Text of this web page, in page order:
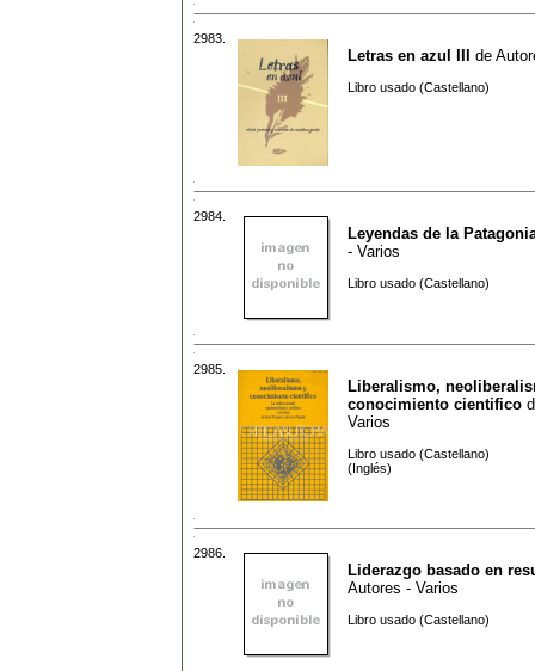
2983.
Letras en azul III de
Libro usado (Castellano)
2984.
Leyendas de la
- Varios
Libro usado (Castellano)
2985.
Liberalismo,
conocimiento cientifico
Varios
Libro usado (Castellano)
(Inglés)
2986.
Liderazgo basado en
Autores - Varios
Libro usado (Castellano)